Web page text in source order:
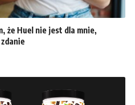
że Huel nie jest dla mnie,